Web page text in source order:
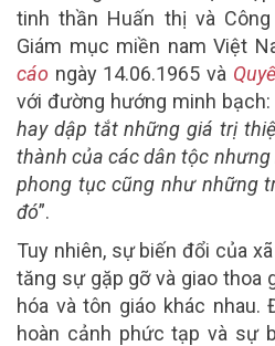
tinh thần Huấn thị và
Giám mục miền nam Việt
cáo ngày 14.06.1965 và
với đường hướng minh bạch:
hay dập tắt những giá trị
thành của các dân tộc
phong tục cũng như những
đó”.
Tuy nhiên, sự biến đổi của
tăng sự gặp gỡ và giao thoa
hóa và tôn giáo khác
hoàn cảnh phức tạp và sự